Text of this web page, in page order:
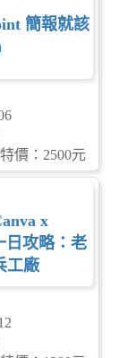
簡報就該
價：2500元
x
日攻略：老
工廠